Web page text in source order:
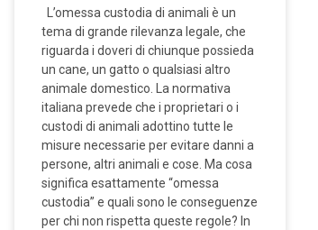
L’omessa custodia di animali è un
tema di grande rilevanza legale, che
riguarda i doveri di chiunque possieda
un cane, un gatto o qualsiasi altro
animale domestico. La normativa
italiana prevede che i proprietari o i
custodi di animali adottino tutte le
misure necessarie per evitare danni a
persone, altri animali e cose. Ma cosa
significa esattamente “omessa
custodia” e quali sono le conseguenze
per chi non rispetta queste regole? In